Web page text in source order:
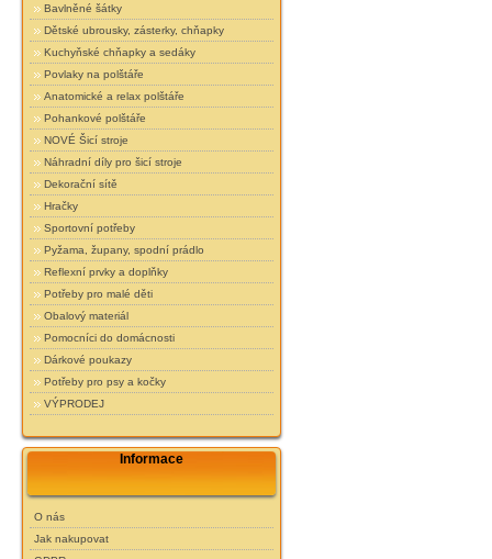
Bavlněné šátky
Dětské ubrousky, zásterky, chňapky
Kuchyňské chňapky a sedáky
Povlaky na polštáře
Anatomické a relax polštáře
Pohankové polštáře
NOVÉ Šicí stroje
Náhradní díly pro šicí stroje
Dekorační sítě
Hračky
Sportovní potřeby
Pyžama, župany, spodní prádlo
Reflexní prvky a doplňky
Potřeby pro malé děti
Obalový materiál
Pomocníci do domácnosti
Dárkové poukazy
Potřeby pro psy a kočky
VÝPRODEJ
Informace
O nás
Jak nakupovat